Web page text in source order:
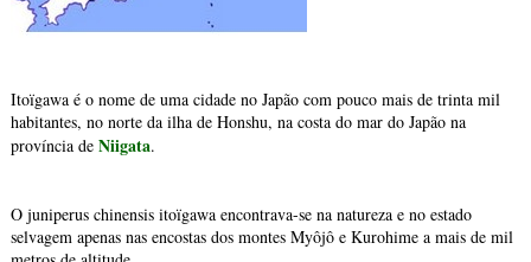
Itoïgawa é o nome de uma cidade no Japão com pouco mais de trinta mil
habitantes, no norte da ilha de Honshu, na costa do mar do Japão na
província de Niigata.
O juniperus chinensis itoïgawa encontrava-se na natureza e no estado
selvagem apenas nas encostas dos montes Myôjô e Kurohime a mais de mil